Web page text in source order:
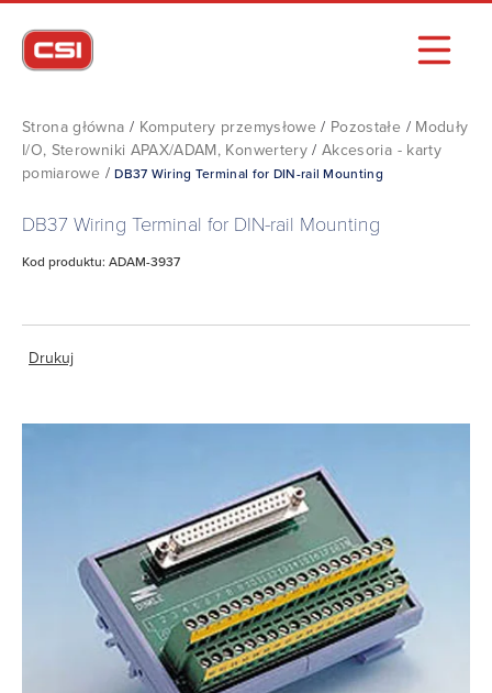
Strona główna / Komputery przemysłowe / Pozostałe / Moduły
I/O, Sterowniki APAX/ADAM, Konwertery/Akcesoria - karty
pomiarowe /DB37 Wiring Terminal for DIN-rail Mounting
DB37 Wiring Terminal for DIN-rail Mounting
Kod produktu: ADAM-3937
Drukuj